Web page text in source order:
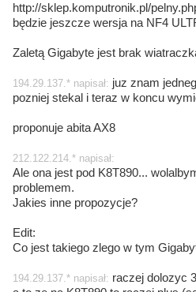
http://sklep.komputronik.pl/
będzie jeszcze wersja na NF4
Zaletą Gigabyte jest brak
194.29.137.* napisał: juz znam
pozniej stekal i teraz w koncu
proponuje abita AX8
212.122.214.* napisał:
Ale ona jest pod K8T890...
problemem.
Jakies inne propozycje?
Edit:
Co jest takiego zlego w tym
194.29.137.* napisał: raczej dolozyc